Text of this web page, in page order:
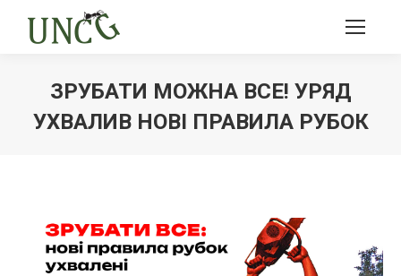
ЗРУБАТИ МОЖНА ВСЕ! УРЯД
УХВАЛИВ НОВІ ПРАВИЛА РУБОК